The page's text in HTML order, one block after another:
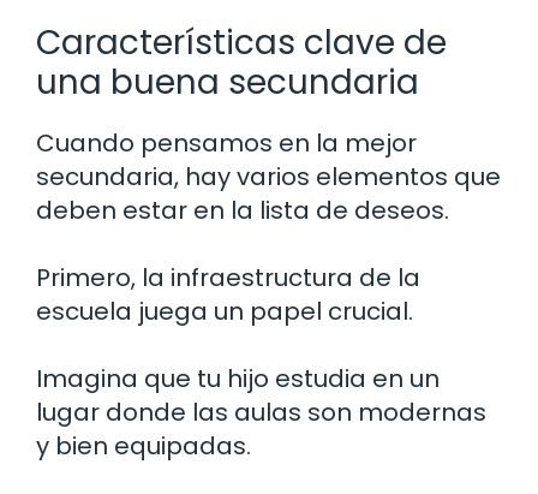
Características clave de
una buena secundaria
Cuando pensamos en la mejor
secundaria, hay varios elementos que
deben estar en la lista de deseos.
Primero, la infraestructura de la
escuela juega un papel crucial.
Imagina que tu hijo estudia en un
lugar donde las aulas son modernas
y bien equipadas.